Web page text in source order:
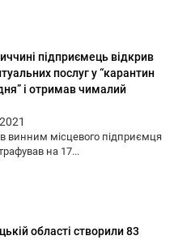
підприємець відкрив
послуг у “карантин
і отримав чималий
винним місцевого підприємця
на 17...
області створили 83